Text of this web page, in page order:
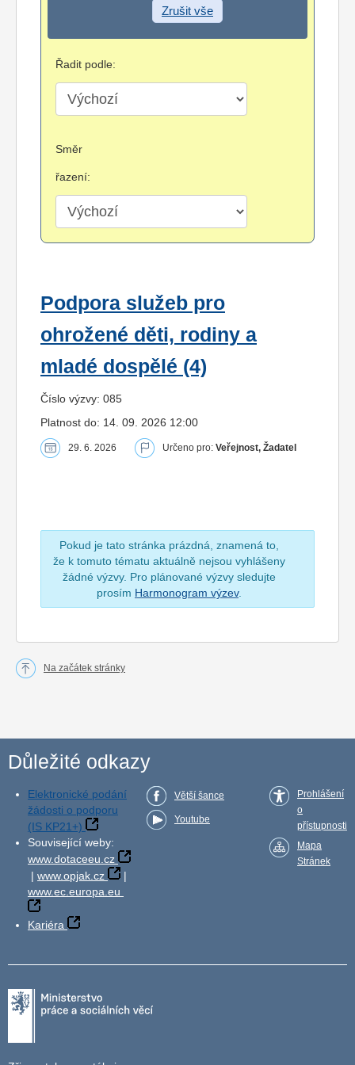
Zrušit vše
Řadit podle:
Směr
řazení:
Podpora služeb pro
ohrožené děti, rodiny a
mladé dospělé (4)
Číslo výzvy: 085
Platnost do: 14. 09. 2026 12:00
29. 6. 2026 Určeno pro: Veřejnost, Žadatel
Pokud je tato stránka prázdná, znamená to,
že k tomuto tématu aktuálně nejsou vyhlášeny
žádné výzvy. Pro plánované výzvy sledujte
prosím Harmonogram výzev.
Na začátek stránky
Důležité odkazy
Elektronické podání
žádosti o podporu
(IS KP21+)
Související weby:
www.dotaceeu.cz
| www.opjak.cz
|
www.ec.europa.eu
Kariéra
Větší šance
Youtube
Prohlášení
o
přístupnosti
Mapa
Stránek